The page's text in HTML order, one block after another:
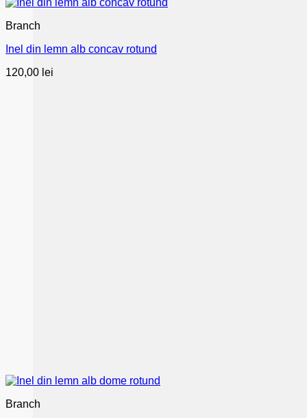
Branch
Inel din lemn alb concav rotund
120,00 lei
Branch